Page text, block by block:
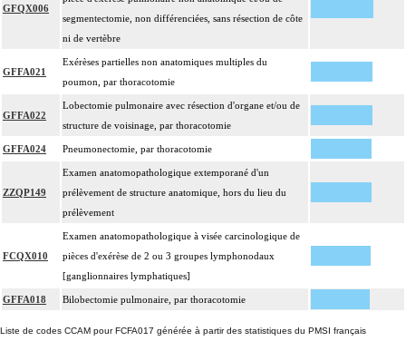
GFQX006
segmentectomie, non différenciées, sans résection de côte
ni de vertèbre
GFFA021
Exérèses partielles non anatomiques multiples du
poumon, par thoracotomie
GFFA022
Lobectomie pulmonaire avec résection d'organe et/ou de
structure de voisinage, par thoracotomie
GFFA024 Pneumonectomie, par thoracotomie
ZZQP149
Examen anatomopathologique extemporané d'un
prélèvement de structure anatomique, hors du lieu du
prélèvement
FCQX010
Examen anatomopathologique à visée carcinologique de
pièces d'exérèse de 2 ou 3 groupes lymphonodaux
[ganglionnaires lymphatiques]
GFFA018 Bilobectomie pulmonaire, par thoracotomie
Liste de codes CCAM pour FCFA017 générée à partir des statistiques du PMSI français